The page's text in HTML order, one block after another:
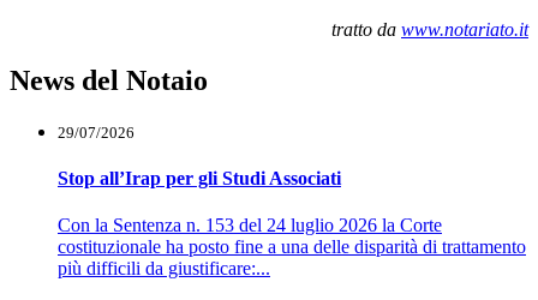
tratto da www.notariato.it
News del Notaio
29/07/2026
Stop all’Irap per gli Studi Associati
Con la Sentenza n. 153 del 24 luglio 2026 la Corte
costituzionale ha posto fine a una delle disparità di trattamento
più difficili da giustificare:...